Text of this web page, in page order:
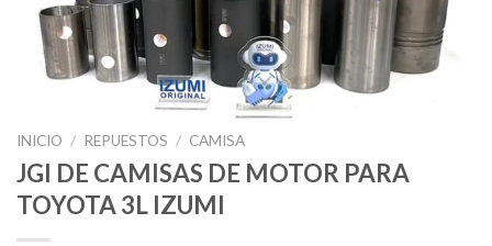
INICIO / REPUESTOS / CAMISA
JGI DE CAMISAS DE MOTOR PARA
TOYOTA 3L IZUMI